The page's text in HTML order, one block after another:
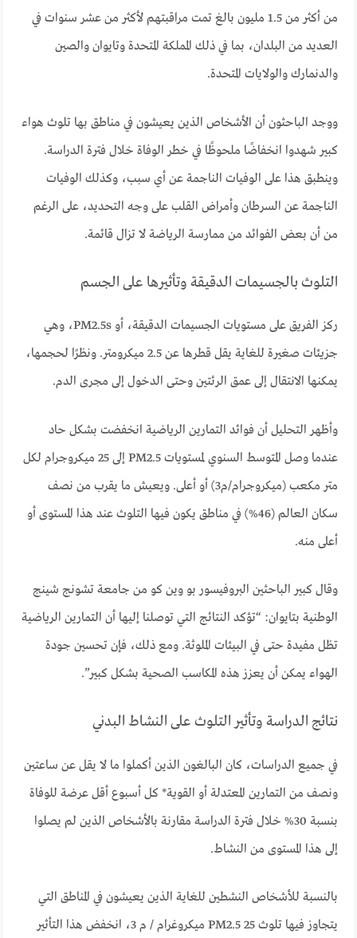
من أكثر من 1.5 مليون بالغ تمت مراقبتهم لأكثر من عشر سنوات في
العديد من البلدان، بما في ذلك المملكة المتحدة وتايوان والصين
والدنمارك والولايات المتحدة.
ووجد الباحثون أن الأشخاص الذين يعيشون في مناطق بها تلوث هواء
كبير شهدوا انخفاضًا ملحوظًا في خطر الوفاة خلال فترة الدراسة.
وينطبق هذا على الوفيات الناجمة عن أي سبب، وكذلك الوفيات
الناجمة عن السرطان وأمراض القلب على وجه التحديد، على الرغم
من أن بعض الفوائد من ممارسة الرياضة لا تزال قائمة.
التلوث بالجسيمات الدقيقة وتأثيرها على الجسم
ركز الفريق على مستويات الجسيمات الدقيقة، أو PM2.5s، وهي
جزيئات صغيرة للغاية يقل قطرها عن 2.5 ميكرومتر. ونظرًا لحجمها،
يمكنها الانتقال إلى عمق الرئتين وحتى الدخول إلى مجرى الدم.
وأظهر التحليل أن فوائد التمارين الرياضية انخفضت بشكل حاد
عندما وصل المتوسط ​​السنوي لمستويات PM2.5 إلى 25 ميكروجرام لكل
متر مكعب (ميكروجرام/م3) أو أعلى. ويعيش ما يقرب من نصف
سكان العالم (46%) في مناطق يكون فيها التلوث عند هذا المستوى أو
أعلى منه.
وقال كبير الباحثين البروفيسور بو وين كو من جامعة تشونج شينج
الوطنية بتايوان: “تؤكد النتائج التي توصلنا إليها أن التمارين الرياضية
تظل مفيدة حتى في البيئات الملوثة. ومع ذلك، فإن تحسين جودة
الهواء يمكن أن يعزز هذه المكاسب الصحية بشكل كبير”.
نتائج الدراسة وتأثير التلوث على النشاط البدني
في جميع الدراسات، كان البالغون الذين أكملوا ما لا يقل عن ساعتين
ونصف من التمارين المعتدلة أو القوية* كل أسبوع أقل عرضة للوفاة
بنسبة 30% خلال فترة الدراسة مقارنة بالأشخاص الذين لم يصلوا
إلى هذا المستوى من النشاط.
بالنسبة للأشخاص النشطين للغاية الذين يعيشون في المناطق التي
يتجاوز فيها تلوث PM2.5 25 ميكروغرام / م 3، انخفض هذا التأثير